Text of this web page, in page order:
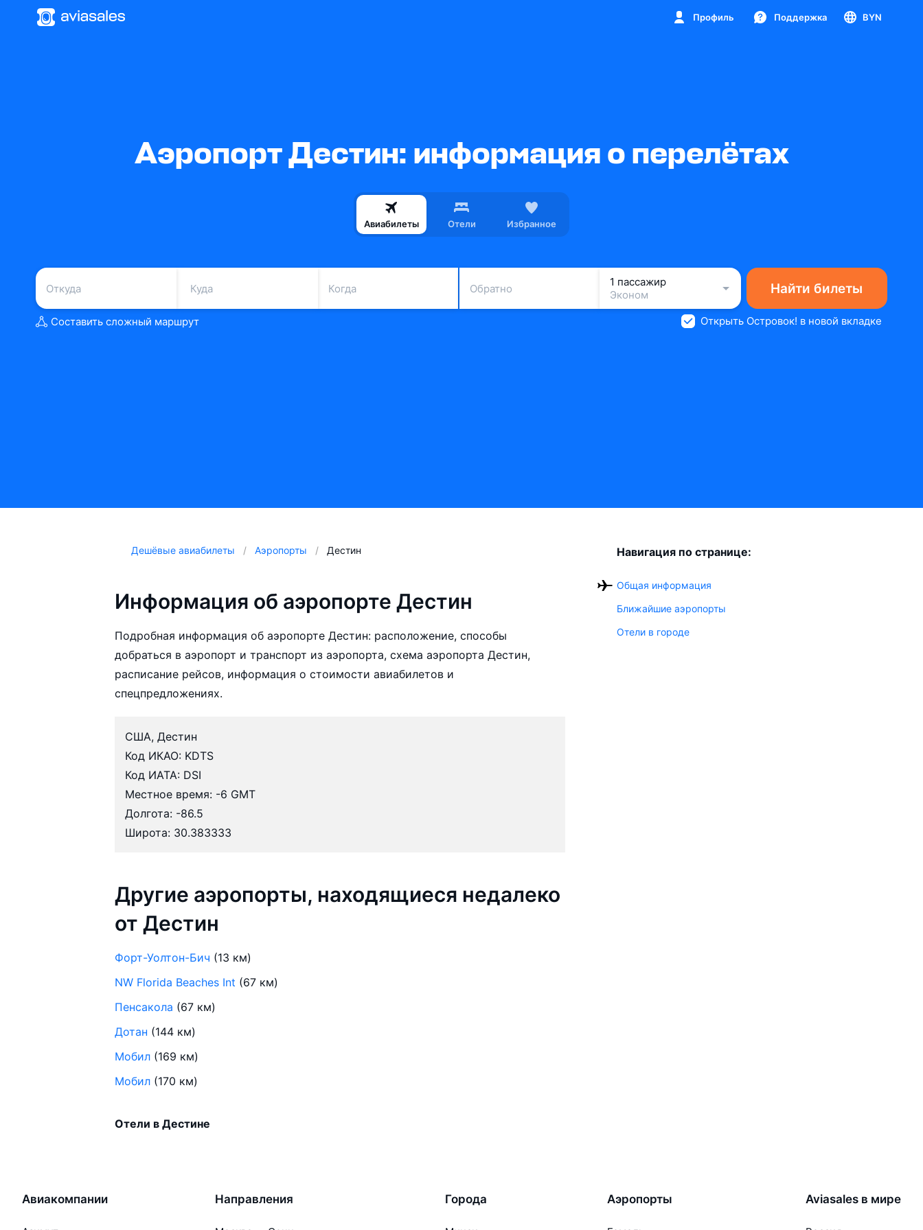
Профиль Поддержка BYN
Аэропорт Дестин: информация о перелётах
Авиабилеты Отели Избранное
Когда Обратно
1 пассажир
Эконом
Найти билеты
Составить сложный маршрут Открыть Островок! в новой вкладке
Дешёвые авиабилеты Аэропорты Дестин
Информация об аэропорте Дестин
Подробная информация об аэропорте Дестин: расположение, способы
добраться в аэропорт и транспорт из аэропорта, схема аэропорта Дестин,
расписание рейсов, информация о стоимости авиабилетов и
спецпредложениях.
США, Дестин
Код ИКАО: KDTS
Код ИАТА: DSI
Местное время: -6 GMT
Долгота: -86.5
Широта: 30.383333
Другие аэропорты, находящиеся недалеко
от Дестин
Форт-Уолтон-Бич (13 км)
NW Florida Beaches Int (67 км)
Пенсакола (67 км)
Дотан (144 км)
Мобил (169 км)
Мобил (170 км)
Отели в Дестине
Навигация по странице:
Общая информация
Ближайшие аэропорты
Отели в городе
Авиакомпании Направления Города Аэропорты Aviasales в мире